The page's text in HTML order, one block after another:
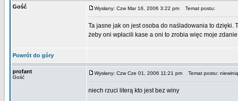
Gość Wysłany: Czw Mar 16, 2006 3:22 pm Temat postu:
Ta jasne jak on jest osoba do naśladowania to dzięki.
żeby oni wpłacili kase a oni to zrobia więc moje
Powrót do góry
profant
Gość
Wysłany: Czw Cze 01, 2006 11:21 pm Temat postu:
niech rzuci literą kto jest bez winy